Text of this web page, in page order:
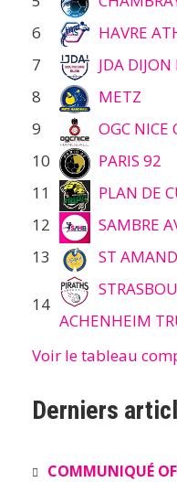
6
HAVRE
7
JDA
8
METZ
9
OGC NICE
10
PARIS 92
11
PLAN DE
12
SAMBRE
13
ST
14
ACHENHEIM
Voir le tableau
Derniers
COMMUNIQUÉ